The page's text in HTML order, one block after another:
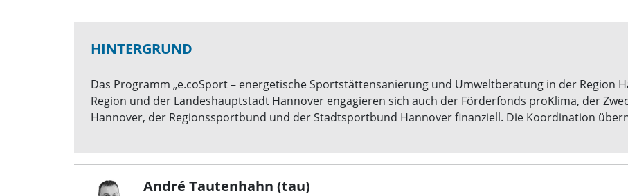
HINTERGRUND
Das Programm „e.coSport – energetische Sportstättensanierung und Umweltberatung in der Region
Region und der Landeshauptstadt Hannover engagieren sich auch der Förderfonds proKlima, der
Hannover, der Regionssportbund und der Stadtsportbund Hannover finanziell. Die Koordination
André Tautenhahn (tau)